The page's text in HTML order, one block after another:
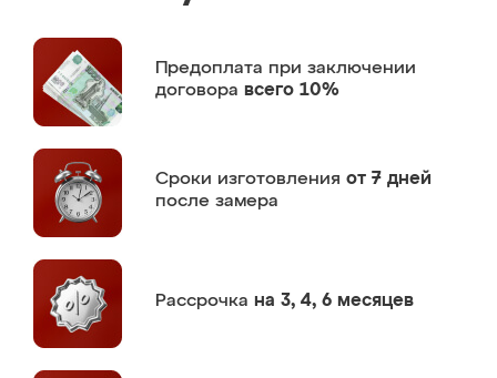
Предоплата при заключении
договора всего 10%
Сроки изготовления от 7 дней
после замера
Рассрочка на 3, 4, 6 месяцев